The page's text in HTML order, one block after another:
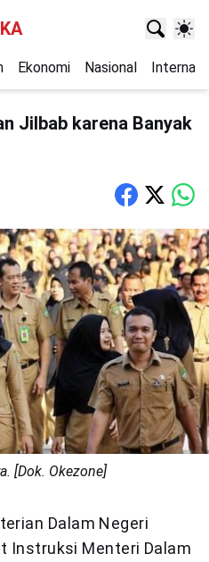
Ekonomi Nasional
Jilbab karena Banyak
[Dok. Okezone]
Dalam Negeri
Instruksi Menteri Dalam